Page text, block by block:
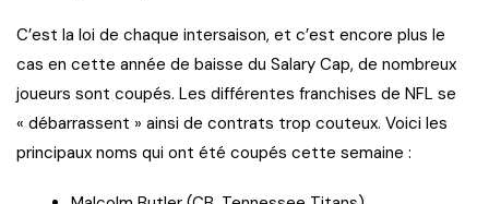
C’est la loi de chaque intersaison, et c’est encore plus le
cas en cette année de baisse du Salary Cap, de nombreux
joueurs sont coupés. Les différentes franchises de NFL se
« débarrassent » ainsi de contrats trop couteux. Voici les
principaux noms qui ont été coupés cette semaine :